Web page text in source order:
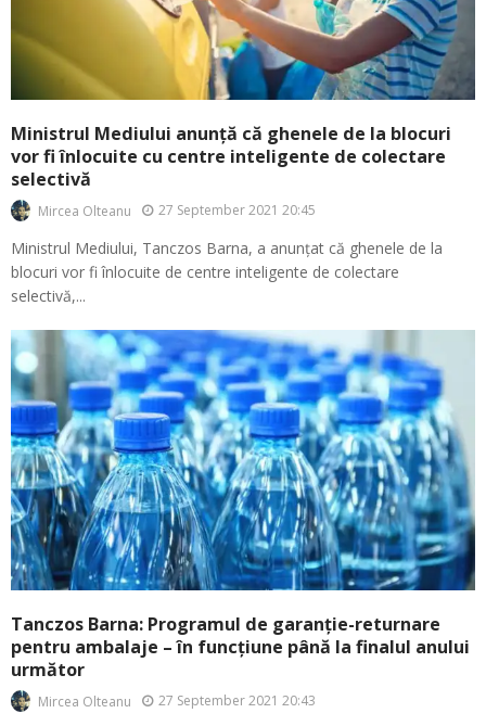
Ministrul Mediului anunță că ghenele de la blocuri
vor fi înlocuite cu centre inteligente de colectare
selectivă
Mircea Olteanu 27 September 2021 20:45
Ministrul Mediului, Tanczos Barna, a anunțat că ghenele de la
blocuri vor fi înlocuite de centre inteligente de colectare
selectivă,...
Tanczos Barna: Programul de garanție-returnare
pentru ambalaje – în funcțiune până la finalul anului
următor
Mircea Olteanu 27 September 2021 20:43